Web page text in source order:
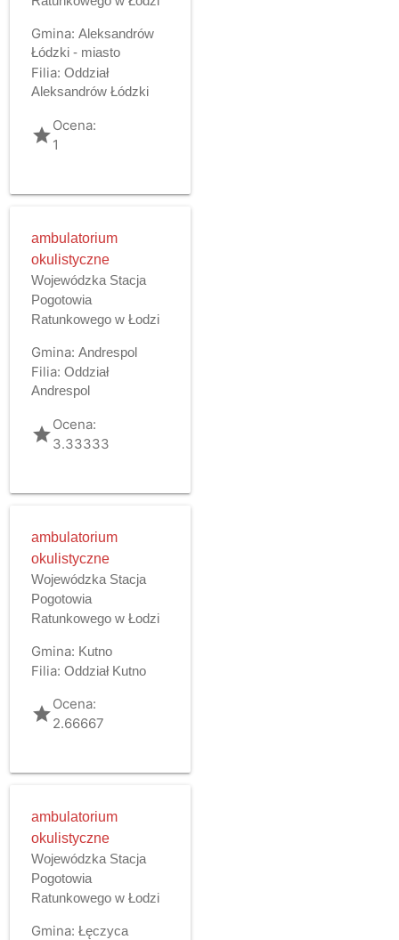
Gmina: Aleksandrów
Łódzki - miasto
Filia: Oddział
Aleksandrów Łódzki
gradeOcena:
1
ambulatorium
okulistyczne
Wojewódzka Stacja
Pogotowia
Ratunkowego w Łodzi
Gmina: Andrespol
Filia: Oddział
Andrespol
gradeOcena:
3.33333
ambulatorium
okulistyczne
Wojewódzka Stacja
Pogotowia
Ratunkowego w Łodzi
Gmina: Kutno
Filia: Oddział Kutno
gradeOcena:
2.66667
ambulatorium
okulistyczne
Wojewódzka Stacja
Pogotowia
Ratunkowego w Łodzi
Gmina: Łęczyca